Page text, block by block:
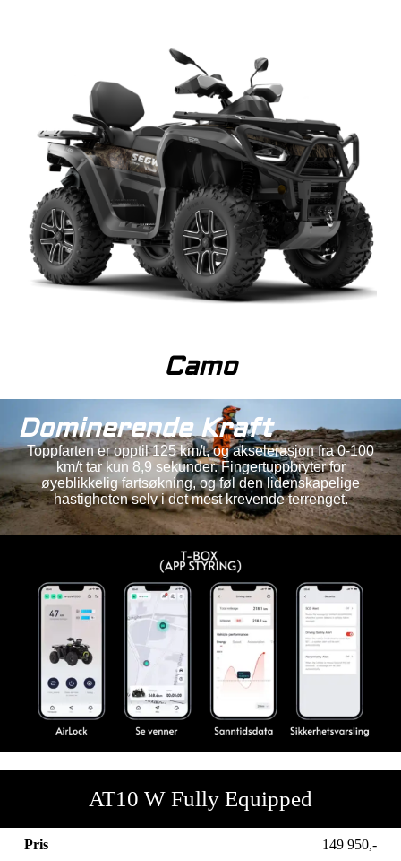
Camo
Dominerende Kraft
Toppfarten er opptil 125 km/t, og akselerasjon fra 0-100
km/t tar kun 8,9 sekunder. Fingertuppbryter for
øyeblikkelig fartsøkning, og føl den lidenskapelige
hastigheten selv i det mest krevende terrenget.
AT10 W Fully Equipped
Pris 149 950,-